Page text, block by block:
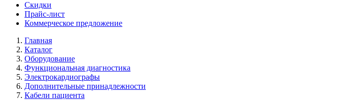
Скидки
Прайс-лист
Коммерческое предложение
Главная
Каталог
Оборудование
Функциональная диагностика
Электрокардиографы
Дополнительные принадлежности
Кабели пациента